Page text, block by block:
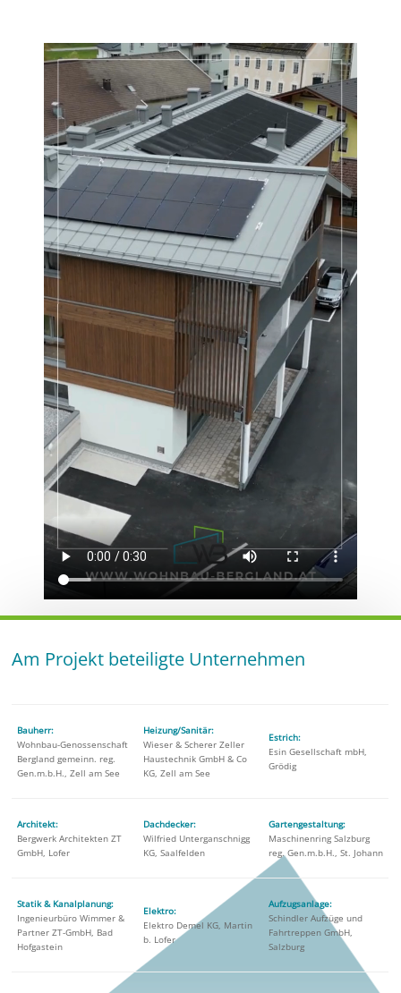
Am Projekt beteiligte Unternehmen
Bauherr:
Wohnbau-Genossenschaft
Bergland gemeinn. reg.
Gen.m.b.H., Zell am See
Heizung/Sanitär:
Wieser & Scherer Zeller
Haustechnik GmbH & Co
KG, Zell am See
Estrich:
Esin Gesellschaft mbH,
Grödig
Architekt:
Bergwerk Architekten ZT
GmbH, Lofer
Dachdecker:
Wilfried Unterganschnigg
KG, Saalfelden
Gartengestaltung:
Maschinenring Salzburg
reg. Gen.m.b.H., St. Johann
Statik & Kanalplanung:
Ingenieurbüro Wimmer &
Partner ZT-GmbH, Bad
Hofgastein
Elektro:
Elektro Demel KG, Martin
b. Lofer
Aufzugsanlage:
Schindler Aufzüge und
Fahrtreppen GmbH,
Salzburg